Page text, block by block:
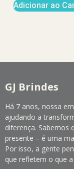
Adicionar ao
GJ Brindes
Há 7 anos, nossa
ajudando a
diferença. Sabemos
presente – é uma
Por isso, a gente
que refletem o que